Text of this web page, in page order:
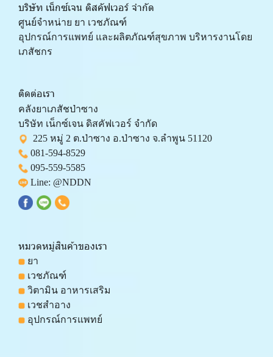
บริษัท เน็กซ์เจน ดิสคัฟเวอร์ จำกัด
ศูนย์จำหน่าย ยา เวชภัณฑ์
﻿อุปกรณ์การแพทย์ และผลิตภัณฑ์สุขภาพ บริหารงานโดย
เภสัชกร
ติดต่อเรา
คลังยาเภสัชป่าซาง
บริษัท เน็กซ์เจน ดิสคัฟเวอร์ จำกัด
225 หมู่ 2 ต.ป่าซาง อ.ป่าซาง จ.ลำพูน 51120
081-594-8529
095-559-5585
Line: @NDDN
หมวดหมู่สินค้าของเรา
ยา
เวชภัณฑ์
วิตามิน อาหารเสริม
เวชสำอาง
อุปกรณ์การแพทย์